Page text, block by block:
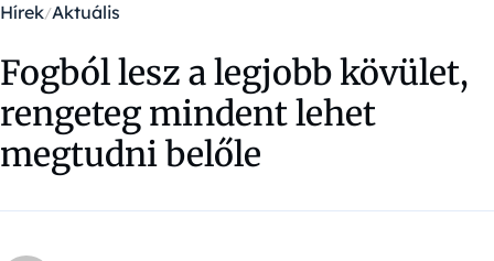
Hírek Aktuális
Fogból lesz a legjobb kövület,
rengeteg mindent lehet
megtudni belőle